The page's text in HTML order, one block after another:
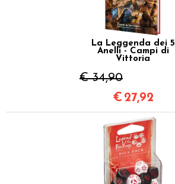
La Leggenda dei 5
Anelli - Campi di
Vittoria
€ 34,90
€ 27,92